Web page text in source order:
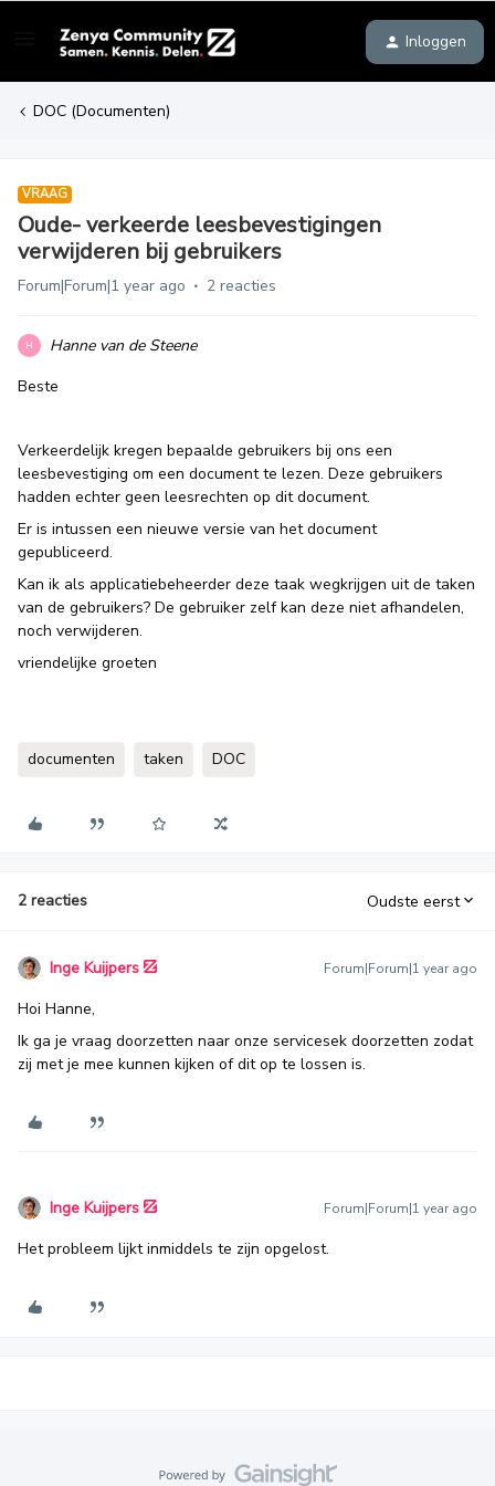
Inloggen
DOC (Documenten)
VRAAG
Oude- verkeerde leesbevestigingen
verwijderen bij gebruikers
Forum|Forum|1 year ago 2 reacties
H
Hanne van de Steene
Beste
Verkeerdelijk kregen bepaalde gebruikers bij ons een
leesbevestiging om een document te lezen. Deze gebruikers
hadden echter geen leesrechten op dit document.
Er is intussen een nieuwe versie van het document
gepubliceerd.
Kan ik als applicatiebeheerder deze taak wegkrijgen uit de taken
van de gebruikers? De gebruiker zelf kan deze niet afhandelen,
noch verwijderen.
vriendelijke groeten
documenten taken DOC
2 reacties Oudste eerst
Inge Kuijpers Forum|Forum|1 year ago
Hoi Hanne,
Ik ga je vraag doorzetten naar onze servicesek doorzetten zodat
zij met je mee kunnen kijken of dit op te lossen is.
Inge Kuijpers Forum|Forum|1 year ago
Het probleem lijkt inmiddels te zijn opgelost.